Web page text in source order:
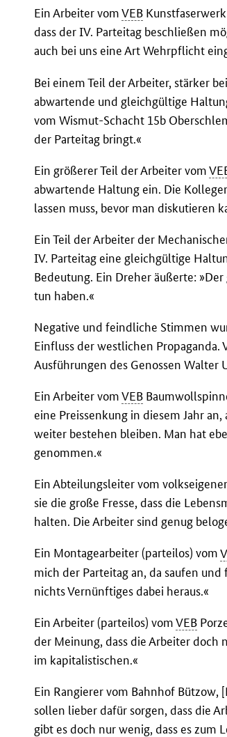
Ein Arbeiter vomVEB
dass der IV. Parteitag beschließen
auch bei uns eine Art Wehrpflicht
Bei einem Teil der Arbeiter, stärker
abwartende und gleichgültige
vom Wismut-Schacht 15b
der Parteitag bringt.«
Ein größerer Teil der Arbeiter vom
abwartende Haltung ein. Die
lassen muss, bevor man diskutieren
Ein Teil der Arbeiter der
IV. Parteitag eine gleichgültige
Bedeutung. Ein Dreher äußerte:
tun haben.«
Negative und feindliche Stimmen
Einfluss der westlichen
Ausführungen des Genossen
Ein Arbeiter vomVEB
eine Preissenkung in diesem Jahr
weiter bestehen bleiben. Man hat
genommen.«
Ein Abteilungsleiter vom
sie die große Fresse, dass die
halten. Die Arbeiter sind genug
Ein Montagearbeiter (parteilos) vom
mich der Parteitag an, da saufen
nichts Vernünftiges dabei heraus.«
Ein Arbeiter (parteilos) vomVEB
der Meinung, dass die Arbeiter doch
im kapitalistischen.«
Ein Rangierer vom Bahnhof Bützow,
sollen lieber dafür sorgen, dass die
gibt es doch nur wenig, dass es